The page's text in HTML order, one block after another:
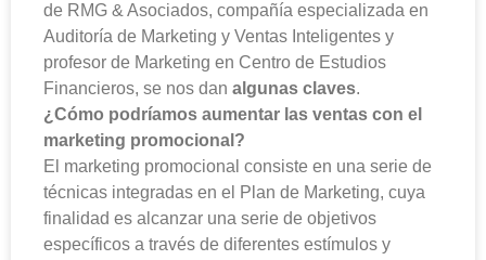
de RMG & Asociados, compañía especializada en
Auditoría de Marketing y Ventas Inteligentes y
profesor de Marketing en Centro de Estudios
Financieros, se nos dan algunas claves.
¿Cómo podríamos aumentar las ventas con el
marketing promocional?
El marketing promocional consiste en una serie de
técnicas integradas en el Plan de Marketing, cuya
finalidad es alcanzar una serie de objetivos
específicos a través de diferentes estímulos y